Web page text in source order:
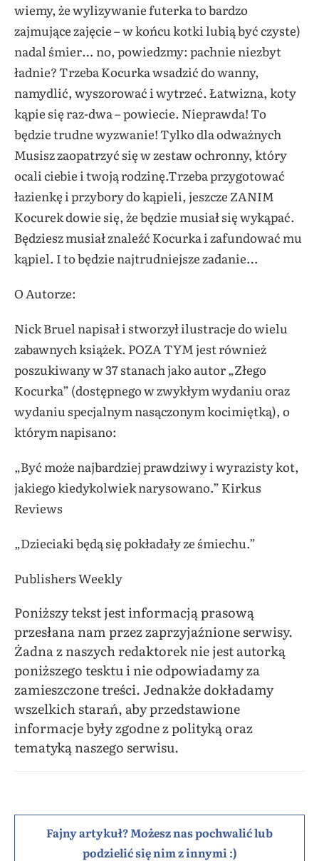
wiemy, że wylizywanie futerka to bardzo
zajmujące zajęcie – w końcu kotki lubią być czyste)
nadal śmier… no, powiedzmy: pachnie niezbyt
ładnie? Trzeba Kocurka wsadzić do wanny,
namydlić, wyszorować i wytrzeć. Łatwizna, koty
kąpie się raz-dwa – powiecie. Nieprawda! To
będzie trudne wyzwanie! Tylko dla odważnych
Musisz zaopatrzyć się w zestaw ochronny, który
ocali ciebie i twoją rodzinę.Trzeba przygotować
łazienkę i przybory do kąpieli, jeszcze ZANIM
Kocurek dowie się, że będzie musiał się wykąpać.
Będziesz musiał znaleźć Kocurka i zafundować mu
kąpiel. I to będzie najtrudniejsze zadanie…
O Autorze:
Nick Bruel napisał i stworzył ilustracje do wielu
zabawnych książek. POZA TYM jest również
poszukiwany w 37 stanach jako autor „Złego
Kocurka” (dostępnego w zwykłym wydaniu oraz
wydaniu specjalnym nasączonym kocimiętką), o
którym napisano:
„Być może najbardziej prawdziwy i wyrazisty kot,
jakiego kiedykolwiek narysowano.” Kirkus
Reviews
„Dzieciaki będą się pokładały ze śmiechu.”
Publishers Weekly
Poniższy tekst jest informacją prasową
przesłana nam przez zaprzyjaźnione serwisy.
Żadna z naszych redaktorek nie jest autorką
poniższego tesktu i nie odpowiadamy za
zamieszczone treści. Jednakże dokładamy
wszelkich starań, aby przedstawione
informacje były zgodne z polityką oraz
tematyką naszego serwisu.
Fajny artykuł? Możesz nas pochwalić lub
podzielić się nim z innymi :)